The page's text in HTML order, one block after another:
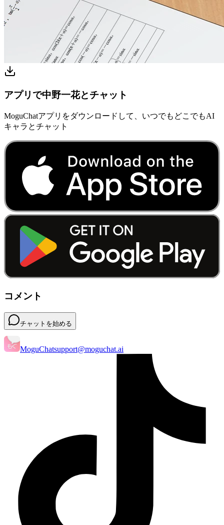
アプリで中野一花とチャット
MoguChatアプリをダウンロードして、いつでもどこでもAI
キャラとチャット
コメント
チャットを始める
MoguChatsupport@moguchat.ai